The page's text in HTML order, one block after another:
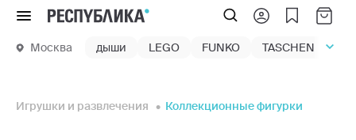
Меню
Москва дыши LEGO FUNKO TASCHEN
Игрушки и развлечения Коллекционные фигурки